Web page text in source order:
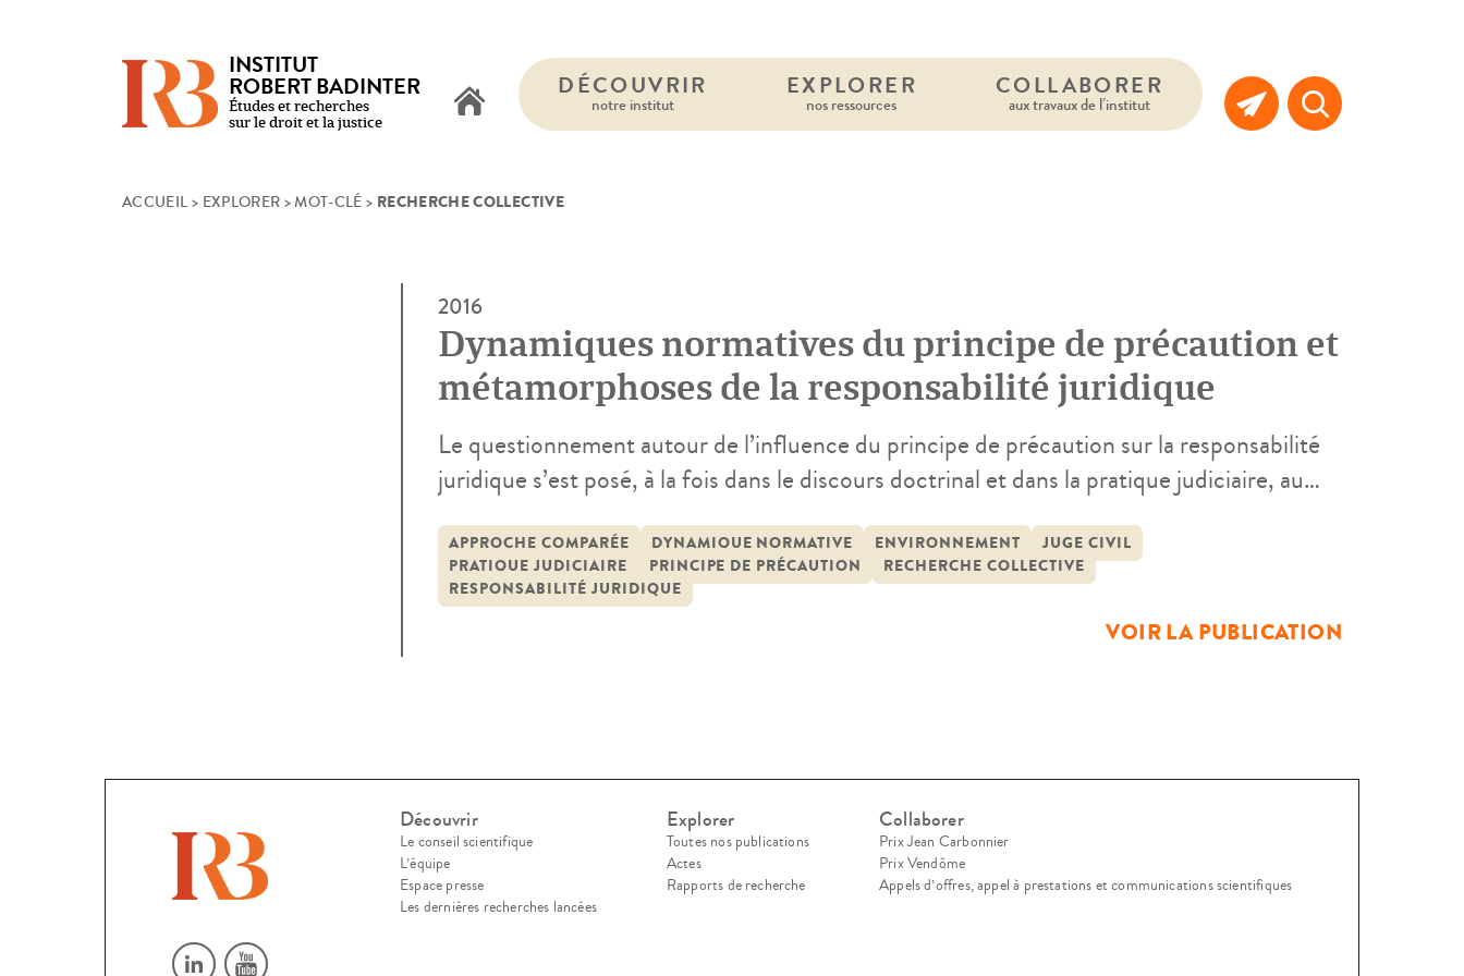
INSTITUT
ROBERT BADINTER
Études et recherches
sur le droit et la justice
DÉCOUVRIR
notre institut
EXPLORER
nos ressources
COLLABORER
aux travaux de l’institut
ACCUEIL > EXPLORER >MOT-CLÉ > RECHERCHE COLLECTIVE
2016
Dynamiques normatives du principe de précaution et
métamorphoses de la responsabilité juridique
Le questionnement autour de l’influence du principe de précaution sur la responsabilité
juridique s’est posé, à la fois dans le discours doctrinal et dans la pratique judiciaire, au
entraine pour l’environnement et le vivant. Face à une croissante demande répressive et
indemnitaire provenant du corps […]
APPROCHE COMPARÉE DYNAMIQUE NORMATIVE ENVIRONNEMENT
JUGE CIVIL
PRATIQUE JUDICIAIRE
PRINCIPE DE PRÉCAUTION
RECHERCHE COLLECTIVE
RESPONSABILITÉ JURIDIQUE
VOIR LA PUBLICATION
Découvrir
Le conseil scientifique
L’équipe
Espace presse
Les dernières recherches lancées
Explorer
Toutes nos publications
Actes
Rapports de recherche
Collaborer
Prix Jean Carbonnier
Prix Vendôme
Appels d’offres, appel à prestations et communications scientifiques